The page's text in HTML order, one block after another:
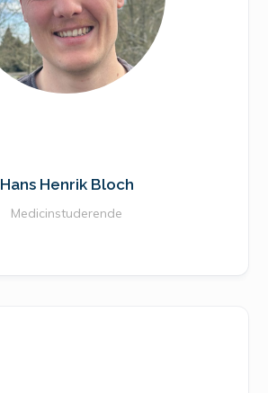
Hans Henrik Bloch
Medicinstuderende